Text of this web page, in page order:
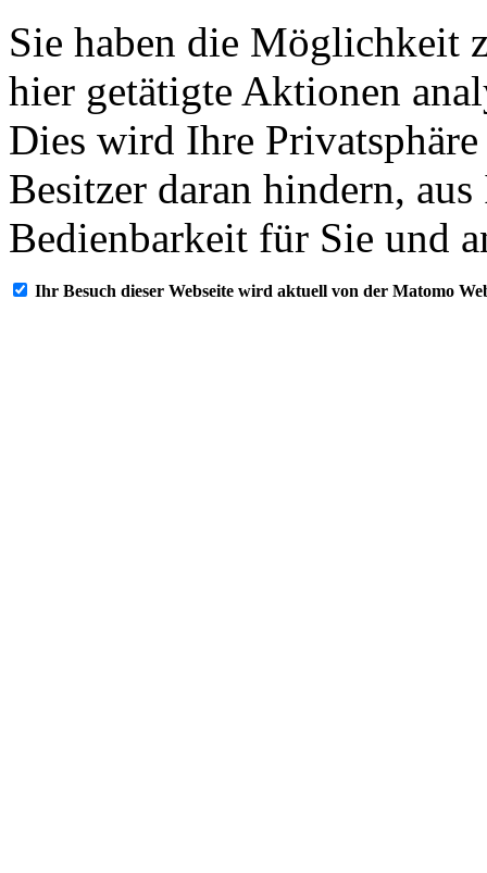
Sie haben die Möglichkeit
hier getätigte Aktionen
Dies wird Ihre
Besitzer daran hindern,
Bedienbarkeit für Sie und
Ihr Besuch dieser Webseite wird aktuell von der Matomo